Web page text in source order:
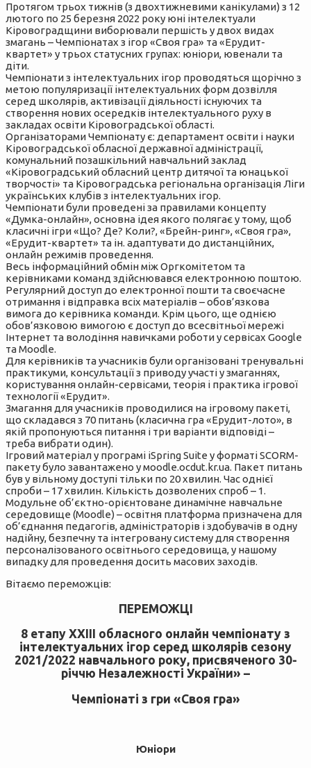
Протягом трьох тижнів (з двохтижневими канікулами) з 12
лютого по 25 березня 2022 року юні інтелектуали
Кіровоградщини виборювали першість у двох видах
змагань – Чемпіонатах з ігор «Своя гра» та «Ерудит-
квартет» у трьох статусних групах: юніори, ювенали та
діти.
Чемпіонати з інтелектуальних ігор проводяться щорічно з
метою популяризації інтелектуальних форм дозвілля
серед школярів, активізації діяльності існуючих та
створення нових осередків інтелектуального руху в
закладах освіти Кіровоградської області.
Організаторами Чемпіонату є: департамент освіти і науки
Кіровоградської обласної державної адміністрації,
комунальний позашкільний навчальний заклад
«Кіровоградський обласний центр дитячої та юнацької
творчості» та Кіровоградська регіональна організація Ліги
українських клубів з інтелектуальних ігор.
Чемпіонати були проведені за правилами концепту
«Думка-онлайн», основна ідея якого полягає у тому, щоб
класичні ігри «Що? Де? Коли?, «Брейн-ринг», «Своя гра»,
«Ерудит-квартет» та ін. адаптувати до дистанційних,
онлайн режимів проведення.
Весь інформаційний обмін між Оргкомітетом та
керівниками команд здійснювався електронною поштою.
Регулярний доступ до електронної пошти та своєчасне
отримання і відправка всіх матеріалів – обов’язкова
вимога до керівника команди. Крім цього, ще однією
обов’язковою вимогою є доступ до всесвітньої мережі
Інтернет та володіння навичками роботи у сервісах Google
та Мoodle.
Для керівників та учасників були організовані тренувальні
практикуми, консультації з приводу участі у змаганнях,
користування онлайн-сервісами, теорія і практика ігрової
технології «Ерудит».
Змагання для учасників проводилися на ігровому пакеті,
що складався з 70 питань (класична гра «Ерудит-лото», в
якій пропонуються питання і три варіанти відповіді –
треба вибрати один).
Ігровий матеріал у програмі iSpring Suite у форматі SCORM-
пакету було завантажено у мoodle.ocdut.kr.ua. Пакет питань
був у вільному доступі тільки по 20 хвилин. Час однієї
спроби – 17 хвилин. Кількість дозволених спроб – 1.
Mодульне об’єктно-орієнтоване динамічне навчальне
середовище (Moodle) – освітня платформа призначена для
об’єднання педагогів, адміністраторів і здобувачів в одну
надійну, безпечну та інтегровану систему для створення
персоналізованого освітнього середовища, у нашому
випадку для проведення досить масових заходів.
Вітаємо переможців:
ПЕРЕМОЖЦІ
8 етапу ХX ІІІ обласного онлайн чемпіонату з
інтелектуальних ігор серед школярів сезону
2021/2022 навчального року, присвяченого 30-
річчю Незалежності України» –
Чемпіонаті з гри «Своя гра»
Юніори